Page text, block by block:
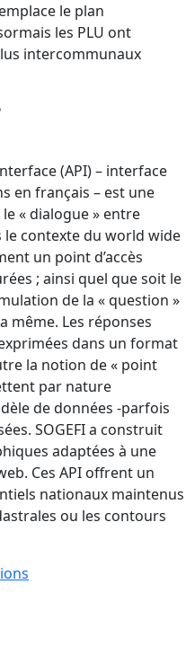
le plan
les PLU ont
intercommunaux
(API) – interface
en français – est une
« dialogue » entre
contexte du world wide
un point d’accès
; ainsi quel que soit le
de la « question »
même. Les réponses
dans un format
la notion de « point
par nature
de données -parfois
SOGEFI a construit
adaptées à une
Ces API offrent un
nationaux maintenus
ou les contours